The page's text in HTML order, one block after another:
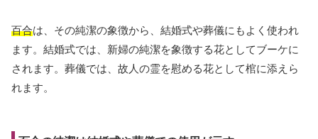
百合は、その純潔の象徴から、結婚式や葬儀にもよく使われ
ます。結婚式では、新婦の純潔を象徴する花としてブーケに
されます。葬儀では、故人の霊を慰める花として棺に添えら
れます。